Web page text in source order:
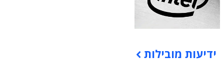
תוכן פרסומי
ידיעות מובילות